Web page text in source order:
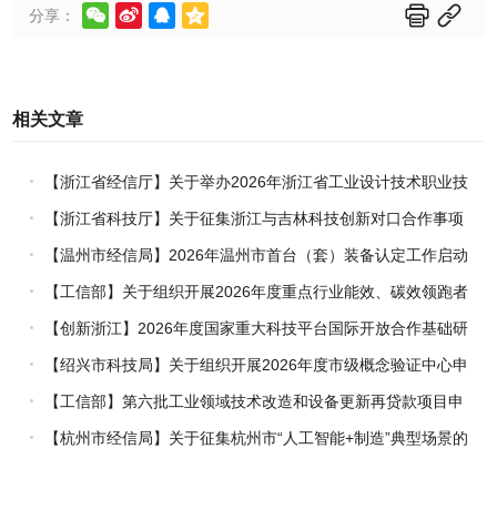
分享：      
相关文章
【浙江省经信厅】关于举办2026年浙江省工业设计技术职业技
能竞赛的通知
【浙江省科技厅】关于征集浙江与吉林科技创新对口合作事项
的通知【温州市经信局】2026年温州市首台（套）装备认定工作启动
【工信部】关于组织开展2026年度重点行业能效、碳效领跑者
企业推荐工作的通知
【创新浙江】2026年度国家重大科技平台国际开放合作基础研
究专项（试点）项目指南
【绍兴市科技局】关于组织开展2026年度市级概念验证中心申
报工作的通知
【工信部】第六批工业领域技术改造和设备更新再贷款项目申
报工作启动
【杭州市经信局】关于征集杭州市“人工智能+制造”典型场景的